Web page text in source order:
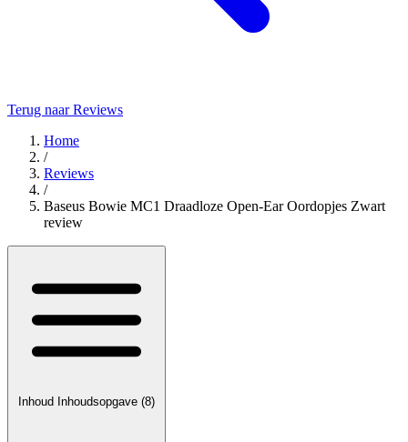
Terug naar Reviews
Home
/
Reviews
/
Baseus Bowie MC1 Draadloze Open-Ear Oordopjes Zwart
review
Inhoud Inhoudsopgave (8)